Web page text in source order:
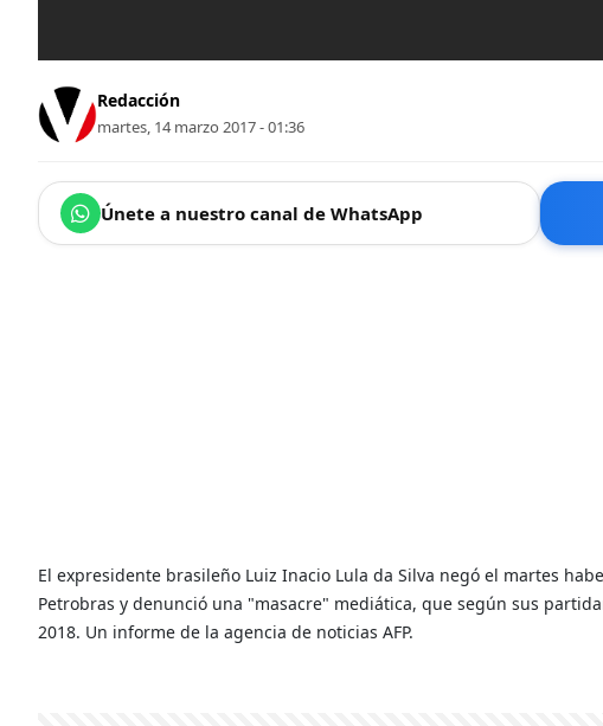
Redacción
martes, 14 marzo 2017 - 01:36
Únete a nuestro canal de WhatsApp
El expresidente brasileño Luiz Inacio Lula da Silva negó el martes
Petrobras y denunció una "masacre" mediática, que según sus
2018. Un informe de la agencia de noticias AFP.